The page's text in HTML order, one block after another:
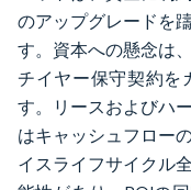
のアップグレードを
す。資本への懸念は
チイヤー保守契約を
す。リースおよびハ
はキャッシュフロー
イスライフサイクル